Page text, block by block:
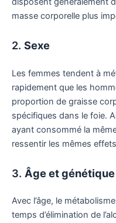
masse corporelle plus
2. Sexe
Les femmes tendent à
rapidement que les
proportion de graisse
spécifiques dans le foie.
ayant consommé la
ressentir les mêmes
3. Âge et génétique
Avec l’âge, le
temps d’élimination de